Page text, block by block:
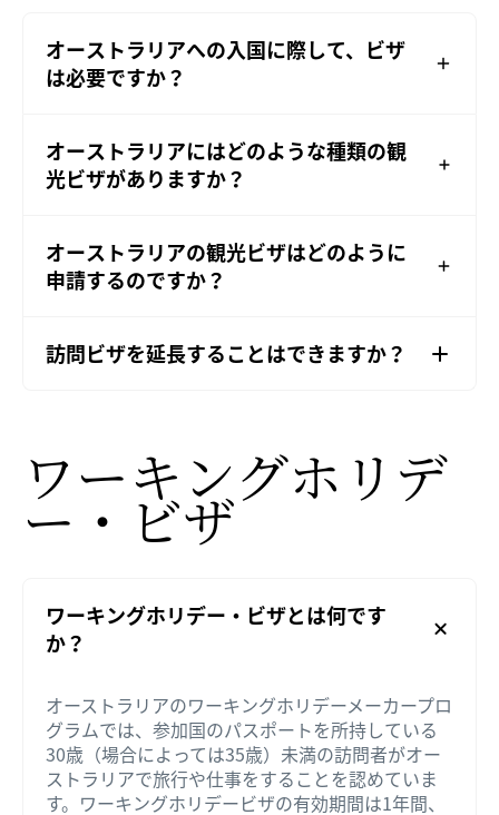
オーストラリアへの入国に際して、ビザ
は必要ですか？
オーストラリアにはどのような種類の観
光ビザがありますか？
オーストラリアの観光ビザはどのように
申請するのですか？
訪問ビザを延長することはできますか？
ワーキングホリデ
ー・ビザ
ワーキングホリデー・ビザとは何です
か？
オーストラリアのワーキングホリデーメーカープロ
グラムでは、参加国のパスポートを所持している
30歳（場合によっては35歳）未満の訪問者がオー
ストラリアで旅行や仕事をすることを認めていま
す。ワーキングホリデービザの有効期間は1年間、